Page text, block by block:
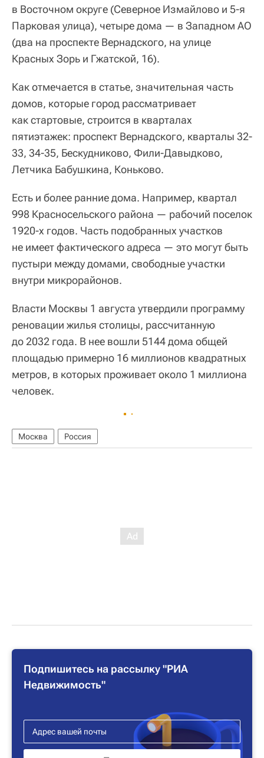
в Восточном округе (Северное Измайлово и 5-я
Парковая улица), четыре дома — в Западном АО
(два на проспекте Вернадского, на улице
Красных Зорь и Гжатской, 16).
Как отмечается в статье, значительная часть
домов, которые город рассматривает
как стартовые, строится в кварталах
пятиэтажек: проспект Вернадского, кварталы 32-
33, 34-35, Бескудниково, Фили-Давыдково,
Летчика Бабушкина, Коньково.
Есть и более ранние дома. Например, квартал
998 Красносельского района — рабочий поселок
1920-х годов. Часть подобранных участков
не имеет фактического адреса — это могут быть
пустыри между домами, свободные участки
внутри микрорайонов.
Власти Москвы 1 августа утвердили программу
реновации жилья столицы, рассчитанную
до 2032 года. В нее вошли 5144 дома общей
площадью примерно 16 миллионов квадратных
метров, в которых проживает около 1 миллиона
человек.
Москва Россия
Подпишитесь на рассылку "РИА
Недвижимость"